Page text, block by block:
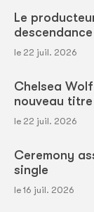
Le
le 22 juil. 2026
Chelsea
nouveau
le 22 juil. 2026
Ceremony
single
le 16 juil. 2026